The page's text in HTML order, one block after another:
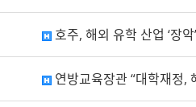
호주, 해외 유학 산업 ‘장
연방교육장관 “대학재정,